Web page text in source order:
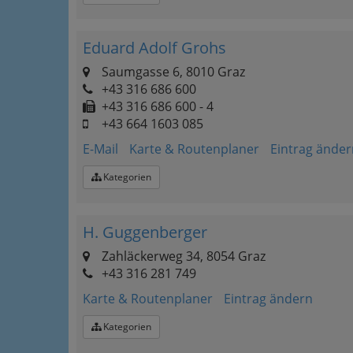
Eduard Adolf Grohs
Saumgasse 6, 8010 Graz
+43 316 686 600
+43 316 686 600 - 4
+43 664 1603 085
E-Mail
Karte & Routenplaner Eintrag
Kategorien
H. Guggenberger
Zahläckerweg 34, 8054 Graz
+43 316 281 749
Karte & Routenplaner
Eintrag ändern
Kategorien